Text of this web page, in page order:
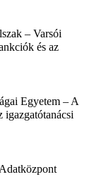
– Varsói
és az
Egyetem – A
igazgatótanácsi